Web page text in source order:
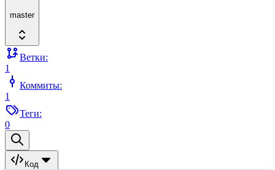
master
Ветки:
1
Коммиты:
1
Теги:
0
Код